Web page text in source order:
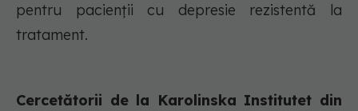
pentru pacienții cu depresie rezistentă la
tratament.
Cercetătorii de la Karolinska Institutet din